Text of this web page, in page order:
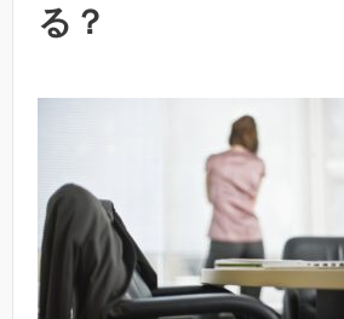
る？